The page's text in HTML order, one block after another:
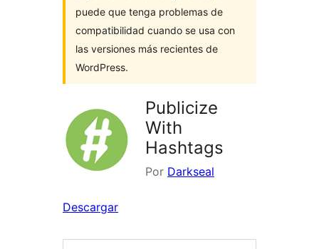
puede que tenga problemas de
compatibilidad cuando se usa con
las versiones más recientes de
WordPress.
Publicize
With
Hashtags
Por Darkseal
Descargar